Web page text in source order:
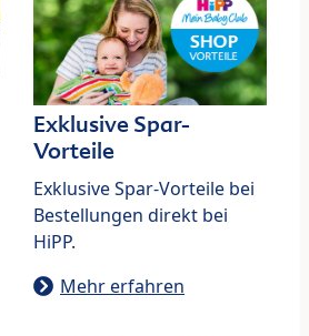
Exklusive Spar-
Vorteile
Exklusive Spar-Vorteile bei
Bestellungen direkt bei
HiPP.
Mehr erfahren